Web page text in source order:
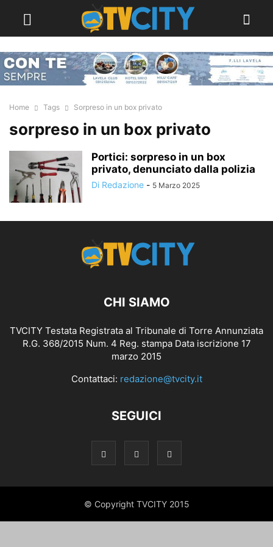
Home Tags Sorpreso in un box privato
sorpreso in un box privato
Portici: sorpreso in un box
privato, denunciato dalla polizia
Di Redazione - 5 Marzo 2025
CHI SIAMO
TVCITY Testata Registrata al Tribunale di Torre Annunziata
R.G. 368/2015 Num. 4 Reg. stampa Data iscrizione 17
marzo 2015
Contattaci: redazione@tvcity.it
SEGUICI
© Copyright TVCITY 2015